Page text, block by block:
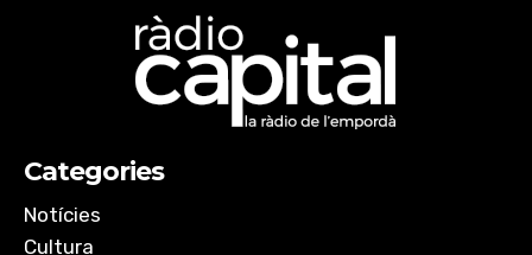
Categories
Notícies
Cultura